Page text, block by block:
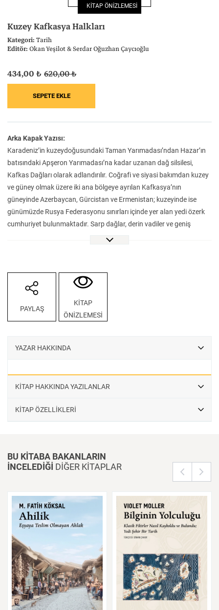
Felsefe Kesişimler
İnsan ve Toplum
Klasik
KİTAP ÖNİZLEMESİ
Kuzey Kafkasya Halkları
Kategori:Tarih
Editör:Okan Yeşilot & Serdar Oğuzhan Çaycıoğlu
Arka Kapak Yazısı:
Karadeniz’in kuzeydoğusundaki Taman Yarımadası’ndan Hazar’ın
batısındaki Apşeron Yarımadası’na kadar uzanan dağ silsilesi,
Kafkas Dağları olarak adlandırılır. Coğrafi ve siyasi bakımdan kuzey
ve güney olmak üzere iki ana bölgeye ayrılan Kafkasya’nın
güneyinde Azerbaycan, Gürcistan ve Ermenistan; kuzeyinde ise
günümüzde Rusya Federasyonu sınırları içinde yer alan yedi özerk
cumhuriyet bulunmaktadır. Sarp dağlar, derin vadiler ve geniş
düzlüklerle şekillenen bu geniş coğrafya, tarih boyunca çok sayıda
ayrışmalar ve özgün kültürel yapılar oluşmuştur. Öte yandan sosyal,
siyasi ve ekonomik hareketlilik, halklar arasında etnik ve kültürel
etkileşimi artırmış, zamanla benzer sosyokültürel yapıların ortaya
çıkmasına yol açmıştır. Zengin tarihî birikimi ve çok dilliliğiyle dikkat
çeken Kuzey Kafkasya’da Abhazlar, Çerkezler, Lezgiler, Avarlar,
Malkarlar, Nogaylar, Kalmuklar, Dağ Yahudileri ve daha pek çok halk
kitap; bölgeyi yalnızca siyasi tarih ekseninde değil, coğrafi koşulların
dinamiklerden ekonomik yapılara, dil ve etnisite ilişkilerinden güncel
434,00 ₺ 620,00 ₺
PAYLAŞ
KİTAP
ÖNİZLEMESİ
YAZAR HAKKINDA
KİTAP HAKKINDA YAZILANLAR
KİTAP ÖZELLİKLERİ
BU KİTABA BAKANLARIN
İNCELEDİĞİ DİĞER KİTAPLAR